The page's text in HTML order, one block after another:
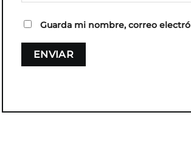
Guarda mi nombre, correo